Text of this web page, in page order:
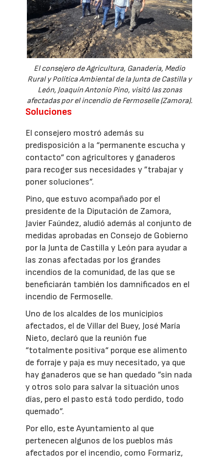
El consejero de Agricultura, Ganadería, Medio
Rural y Política Ambiental de la Junta de Castilla y
León, Joaquín Antonio Pino, visitó las zonas
afectadas por el incendio de Fermoselle (Zamora).
Soluciones
El consejero mostró además su
predisposición a la “permanente escucha y
contacto“ con agricultores y ganaderos
para recoger sus necesidades y ”trabajar y
poner soluciones”.
Pino, que estuvo acompañado por el
presidente de la Diputación de Zamora,
Javier Faúndez, aludió además al conjunto de
medidas aprobadas en Consejo de Gobierno
por la Junta de Castilla y León para ayudar a
las zonas afectadas por los grandes
incendios de la comunidad, de las que se
beneficiarán también los damnificados en el
incendio de Fermoselle.
Uno de los alcaldes de los municipios
afectados, el de Villar del Buey, José María
Nieto, declaró que la reunión fue
“totalmente positiva“ porque ese alimento
de forraje y paja es muy necesitado, ya que
hay ganaderos que se han quedado ”sin nada
y otros solo para salvar la situación unos
días, pero el pasto está todo perdido, todo
quemado”.
Por ello, este Ayuntamiento al que
pertenecen algunos de los pueblos más
afectados por el incendio, como Formariz,